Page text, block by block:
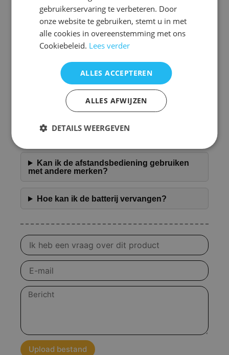
Daarnaast is de afstandsbediening lichtgewicht en
compact, waardoor hij gemakkelijk te hanteren is.
Dit maakt het een uitstekende keuze voor zowel
dagelijks gebruik als voor speciale gelegenheden.
een betrouwbare oplossing biedt voor al uw
bedieningsbehoeften.
Veelgestelde Vragen over Afstandsbediening Dune
Hoe weet ik of deze afstandsbediening
geschikt is voor mijn apparaat?
Kan ik de afstandsbediening gebruiken
met andere merken?
Hoe kan ik de batterij vervangen?
Vraag
over
product
E-
mail
Bericht
Upload bestand
gebruikerservaring te verbeteren. Door
onze website te gebruiken, stemt u in met
alle cookies in overeenstemming met ons
Cookiebeleid. Lees verder
ALLES ACCEPTEREN
ALLES AFWIJZEN
DETAILS WEERGEVEN